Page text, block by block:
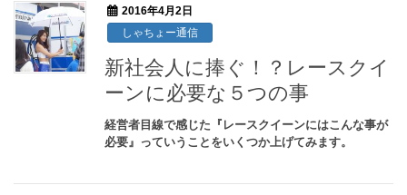
2016年4月2日
しゃちょー通信
新社会人に捧ぐ！？レースクイ
ーンに必要な５つの事
経営者目線で感じた『レースクイーンにはこんな事が
必要』っていうことをいくつか上げてみます。